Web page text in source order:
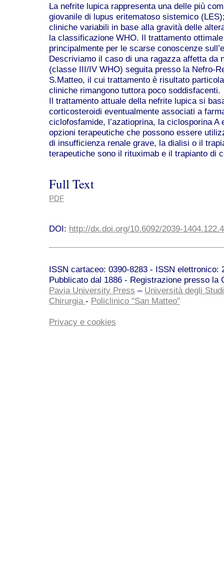
La nefrite lupica rappresenta una delle più
giovanile di lupus eritematoso sistemico
cliniche variabili in base alla gravità delle
la classificazione WHO. Il trattamento
principalmente per le scarse conoscenze
Descriviamo il caso di una ragazza affetta da
(classe III/IV WHO) seguita presso la Nefro-
S.Matteo, il cui trattamento è risultato
cliniche rimangono tuttora poco soddisfacenti.
Il trattamento attuale della nefrite lupica si
corticosteroidi eventualmente associati a
ciclofosfamide, l’azatioprina, la ciclosporina
opzioni terapeutiche che possono essere
di insufficienza renale grave, la dialisi o il
terapeutiche sono il rituximab e il trapianto di
Full Text
PDF
DOI: http://dx.doi.org/10.6092/2039-
ISSN cartaceo: 0390-8283 - ISSN
Pubblicato dal 1886 - Registrazione presso la
Pavia University Press – Università degli
Chirurgia - Policlinico "San Matteo"
Privacy e cookies